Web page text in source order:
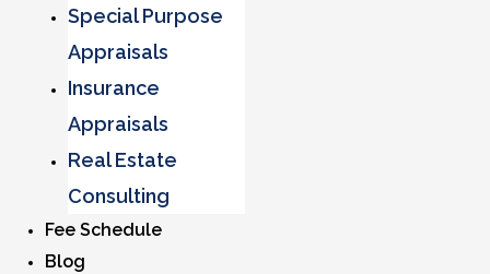
Special Purpose
Appraisals
Insurance
Appraisals
Real Estate
Consulting
Fee Schedule
Blog